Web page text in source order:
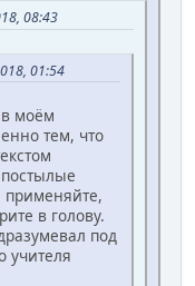
08:43
01:54
моём
тем, что
применяйте,
в голову.
под
учителя